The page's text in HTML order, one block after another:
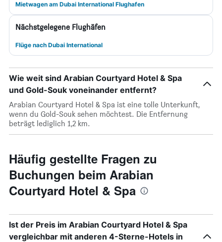
Mietwagen am Dubai International Flughafen
Nächstgelegene Flughäfen
Flüge nach Dubai International
Wie weit sind Arabian Courtyard Hotel & Spa
und Gold-Souk voneinander entfernt?
Arabian Courtyard Hotel & Spa ist eine tolle Unterkunft,
wenn du Gold-Souk sehen möchtest. Die Entfernung
beträgt lediglich 1,2 km.
Häufig gestellte Fragen zu
Buchungen beim Arabian
Courtyard Hotel & Spa
Ist der Preis im Arabian Courtyard Hotel & Spa
vergleichbar mit anderen 4-Sterne-Hotels in